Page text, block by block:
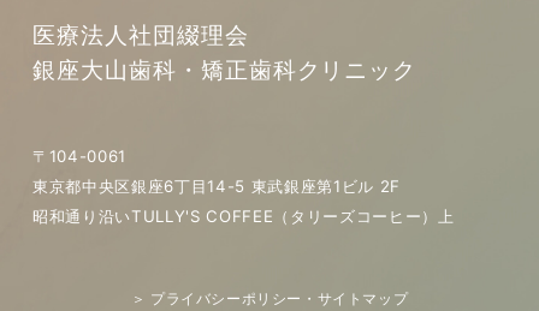
医療法人社団綴理会
銀座大山歯科・矯正歯科クリニック
〒104-0061
東京都中央区銀座6丁目14-5 東武銀座第1ビル 2F
昭和通り沿いTULLY'S COFFEE（タリーズコーヒー）上
＞ プライバシーポリシー・サイトマップ